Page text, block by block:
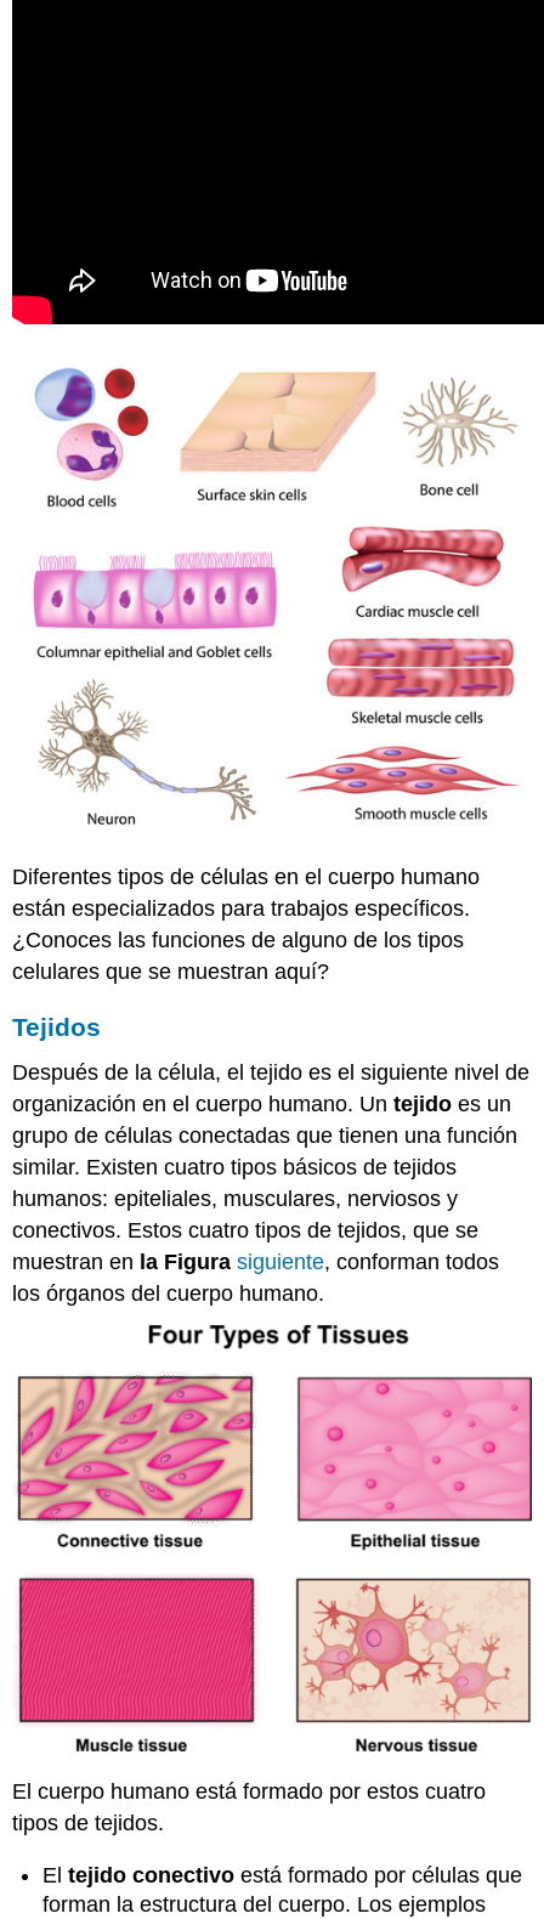
Diferentes tipos de células en el cuerpo humano
están especializados para trabajos específicos.
¿Conoces las funciones de alguno de los tipos
celulares que se muestran aquí?
Tejidos
Después de la célula, el tejido es el siguiente nivel de
organización en el cuerpo humano. Untejido es un
grupo de células conectadas que tienen una función
similar. Existen cuatro tipos básicos de tejidos
humanos: epiteliales, musculares, nerviosos y
conectivos. Estos cuatro tipos de tejidos, que se
muestran en la Figura siguiente, conforman todos
los órganos del cuerpo humano.
El cuerpo humano está formado por estos cuatro
tipos de tejidos.
Eltejido conectivo está formado por células que
forman la estructura del cuerpo. Los ejemplos